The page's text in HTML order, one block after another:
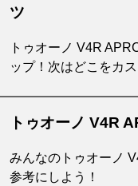
ツ
トゥオーノ V4R
ップ！次はどこをカ
トゥオーノ V4R
みんなのトゥオーノ
参考にしよう！